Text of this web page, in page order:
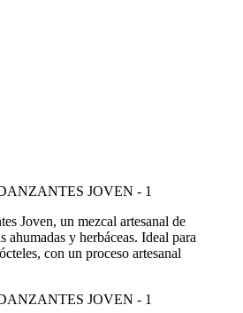
Joven, un mezcal artesanal de
ahumadas y herbáceas. Ideal para
con un proceso artesanal